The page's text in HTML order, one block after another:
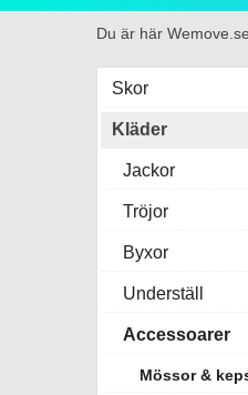
Du är här
Skor
Kläder
Jackor
Tröjor
Byxor
Underställ
Accessoarer
Mössor &